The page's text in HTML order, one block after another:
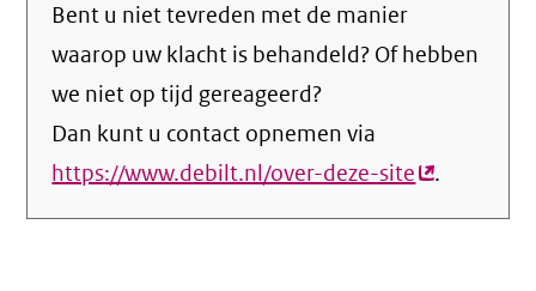
Bent u niet tevreden met de manier
waarop uw klacht is behandeld? Of hebben
we niet op tijd gereageerd?
Dan kunt u contact opnemen via
https://www.debilt.nl/over-deze-site(externe
link)
.